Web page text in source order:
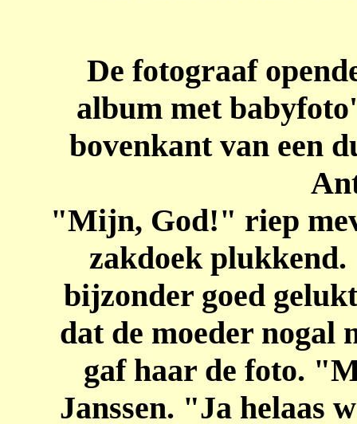
De fotograaf
album met
bovenkant van een
"Mijn, God!" riep
zakdoek
bijzonder goed
dat de moeder
gaf haar de foto.
Janssen. "Ja helaas